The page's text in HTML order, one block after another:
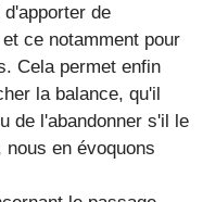
de
ce notamment pour
Cela permet enfin
la balance, qu'il
de l'abandonner s'il le
en évoquons